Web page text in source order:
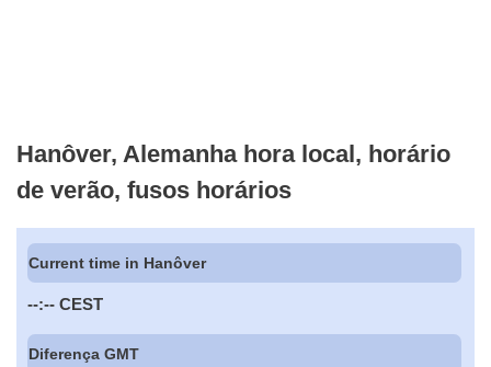
Hanôver, Alemanha hora local, horário
de verão, fusos horários
Current time in Hanôver
--:-- CEST
Diferença GMT